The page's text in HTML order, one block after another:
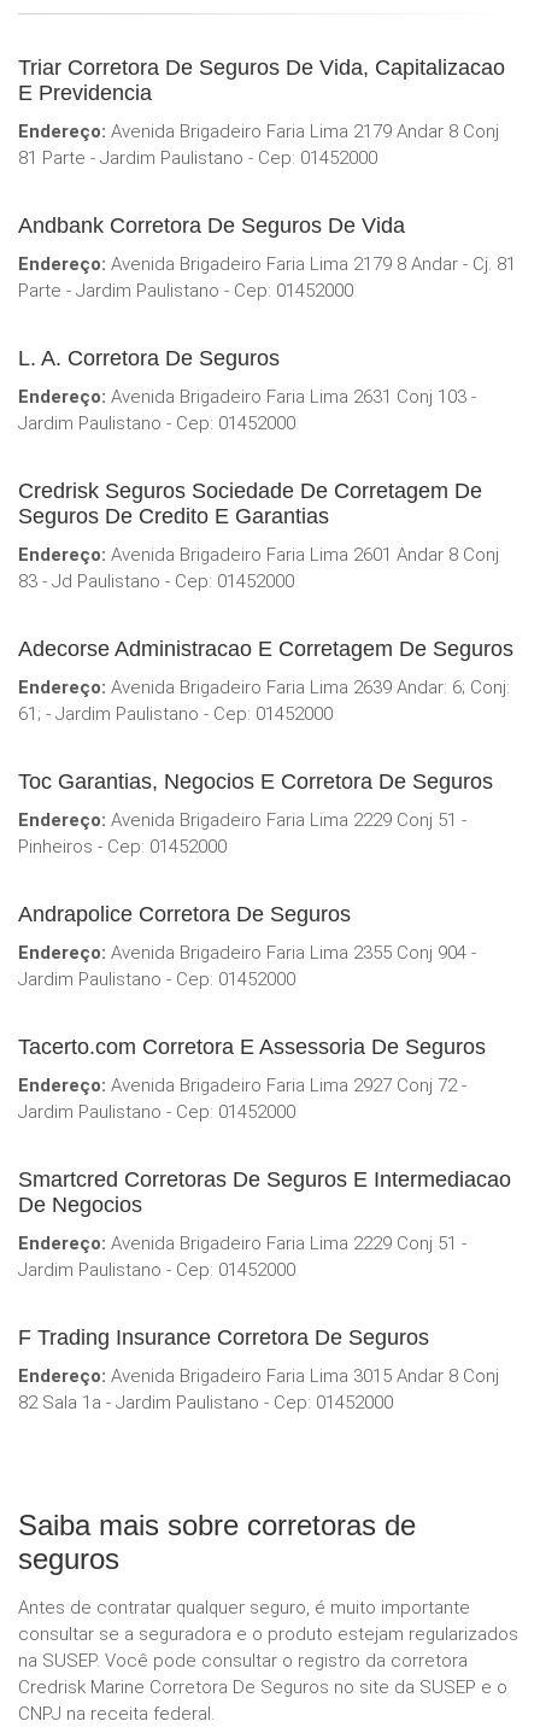
Triar Corretora De Seguros De Vida, Capitalizacao
E Previdencia
Endereço: Avenida Brigadeiro Faria Lima 2179 Andar 8 Conj
81 Parte - Jardim Paulistano - Cep: 01452000
Andbank Corretora De Seguros De Vida
Endereço: Avenida Brigadeiro Faria Lima 2179 8 Andar - Cj. 81
Parte - Jardim Paulistano - Cep: 01452000
L. A. Corretora De Seguros
Endereço: Avenida Brigadeiro Faria Lima 2631 Conj 103 -
Jardim Paulistano - Cep: 01452000
Credrisk Seguros Sociedade De Corretagem De
Seguros De Credito E Garantias
Endereço: Avenida Brigadeiro Faria Lima 2601 Andar 8 Conj
83 - Jd Paulistano - Cep: 01452000
Adecorse Administracao E Corretagem De Seguros
Endereço: Avenida Brigadeiro Faria Lima 2639 Andar: 6; Conj:
61; - Jardim Paulistano - Cep: 01452000
Toc Garantias, Negocios E Corretora De Seguros
Endereço: Avenida Brigadeiro Faria Lima 2229 Conj 51 -
Pinheiros - Cep: 01452000
Andrapolice Corretora De Seguros
Endereço: Avenida Brigadeiro Faria Lima 2355 Conj 904 -
Jardim Paulistano - Cep: 01452000
Tacerto.com Corretora E Assessoria De Seguros
Endereço: Avenida Brigadeiro Faria Lima 2927 Conj 72 -
Jardim Paulistano - Cep: 01452000
Smartcred Corretoras De Seguros E Intermediacao
De Negocios
Endereço: Avenida Brigadeiro Faria Lima 2229 Conj 51 -
Jardim Paulistano - Cep: 01452000
F Trading Insurance Corretora De Seguros
Endereço: Avenida Brigadeiro Faria Lima 3015 Andar 8 Conj
82 Sala 1a - Jardim Paulistano - Cep: 01452000
Saiba mais sobre corretoras de
seguros
Antes de contratar qualquer seguro, é muito importante
consultar se a seguradora e o produto estejam regularizados
na SUSEP. Você pode consultar o registro da corretora
Credrisk Marine Corretora De Seguros no site da SUSEP e o
CNPJ na receita federal.